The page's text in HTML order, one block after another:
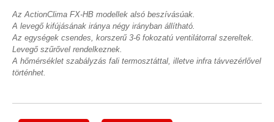
Az ActionClima FX-HB modellek alsó beszívásúak.
A levegő kifújásának iránya négy irányban állítható.
Az egységek csendes, korszerű 3-6 fokozatú ventilátorral szereltek.
Levegő szűrővel rendelkeznek.
A hőmérséklet szabályzás fali termosztáttal, illetve infra távvezérlővel
történhet.